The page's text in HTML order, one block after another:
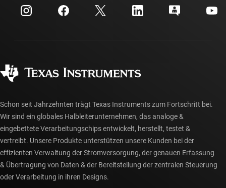
Investorenbeziehungen
Kundensupportzentrum
myTI-Konto FAQs
Häufig gestellte Fragen zu Bestellungen
Schon seit Jahrzehnten trägt Texas Instruments zum Fortschritt bei.
Wir sind ein globales Halbleiterunternehmen, das analoge &
eingebettete Verarbeitungschips entwickelt, herstellt, testet &
vertreibt. Unsere Produkte unterstützen unsere Kunden bei der
effizienten Verwaltung der Stromversorgung, der genauen Erfassung
& Übertragung von Daten & der Bereitstellung der zentralen Steuerung
oder Verarbeitung in ihren Designs.